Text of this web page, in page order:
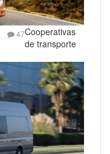
47Cooperativas
de transporte